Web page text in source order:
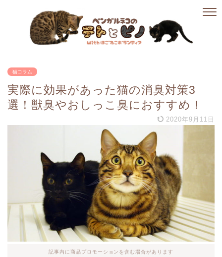
猫コラム
実際に効果があった猫の消臭対策3
選！獣臭やおしっこ臭におすすめ！
2020年9月11日
記事内に商品プロモーションを含む場合があります